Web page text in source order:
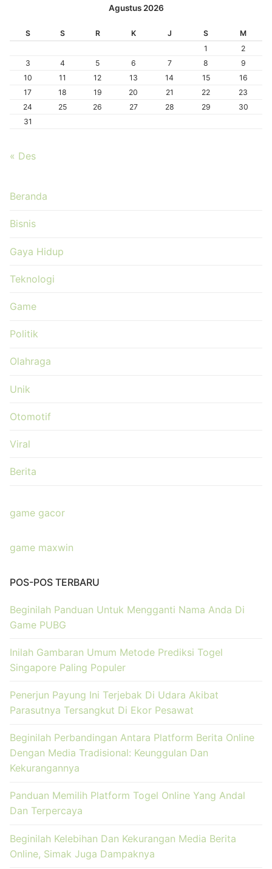
Agustus 2026
S S R K J S
M
1
2
3
4 5 6 7 8
9
10
11 12 13 14 15
16
17
18 19 20 21 22
23
24
25 26 27 28 29
30
31
« Des
Beranda
Bisnis
Gaya Hidup
Teknologi
Game
Politik
Olahraga
Unik
Otomotif
Viral
Berita
game gacor
game maxwin
POS-POS TERBARU
Beginilah Panduan Untuk Mengganti Nama Anda Di
Game PUBG
Inilah Gambaran Umum Metode Prediksi Togel
Singapore Paling Populer
Penerjun Payung Ini Terjebak Di Udara Akibat
Parasutnya Tersangkut Di Ekor Pesawat
Beginilah Perbandingan Antara Platform Berita Online
Dengan Media Tradisional: Keunggulan Dan
Kekurangannya
Panduan Memilih Platform Togel Online Yang Andal
Dan Terpercaya
Beginilah Kelebihan Dan Kekurangan Media Berita
Online, Simak Juga Dampaknya